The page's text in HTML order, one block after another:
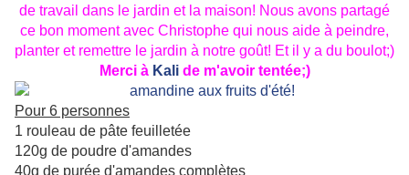
de travail dans le jardin et la maison! Nous avons partagé
ce bon moment avec Christophe qui nous aide à peindre,
planter et remettre le jardin à notre goût! Et il y a du boulot;)
Merci à Kalide m'avoir tentée;)
Pour 6 personnes
1 rouleau de pâte feuilletée
120g de poudre d'amandes
40g de purée d'amandes complètes